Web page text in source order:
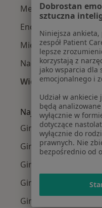
Menopauza w
Endometrioza w
Mięśniaki macicy w
Nadżerki szyjki
Więcej (15)
Więcej w
Najpopularniejsze
Ginekolodzy z PZU
Ginekolodzy z
Ginekolodzy z Enel-
Ginekolodzy z Allianz
Ginekolodzy z
Dobrostan
sztuczna
Niniejsza
zespół Patient
lepsze
korzystają z
jako wsparcia dla
emocjonalnego i
Udział w
będą
wyłącznie w
dotyczące
wyłącznie do
prawnych. Nie
bezpośrednio od